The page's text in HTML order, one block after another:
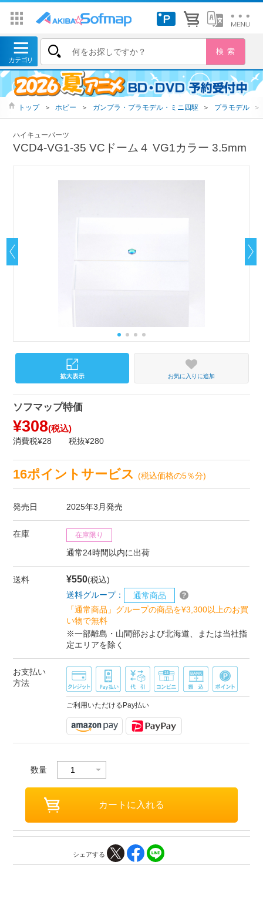
トップ ＞ ホビー ＞ ガンプラ・プラモデル・ミニ四駆 ＞ プラモデル ＞
ハイキューパーツ
VCD4-VG1-35 VCドーム４ VG1カラー 3.5mm
お気に入りに追加
ソフマップ特価
¥308(税込)
消費税¥28 税抜¥280
16ポイントサービス(税込価格の5％分)
発売日 2025年3月発売
在庫 在庫限り
通常24時間以内に出荷
送料 ¥550(税込)
送料グループ：
通常商品
「通常商品」グループの商品を¥3,300以上のお買
い物で無料
※一部離島・山間部および北海道、または当社指
定エリアを除く
お支払い
方法
ご利用いただけるPay払い
数量
シェアする